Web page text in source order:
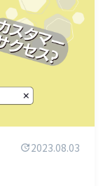
2023.08.03